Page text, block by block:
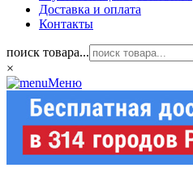
Доставка и оплата
Контакты
поиск товара...
×
Меню